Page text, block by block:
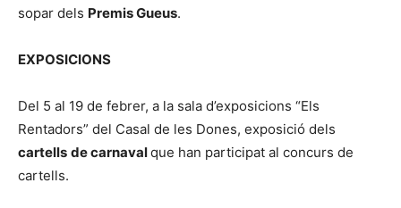
sopar dels Premis Gueus.
EXPOSICIONS
Del 5 al 19 de febrer, a la sala d’exposicions “Els
Rentadors” del Casal de les Dones, exposició dels
cartells de carnavalque han participat al concurs de
cartells.